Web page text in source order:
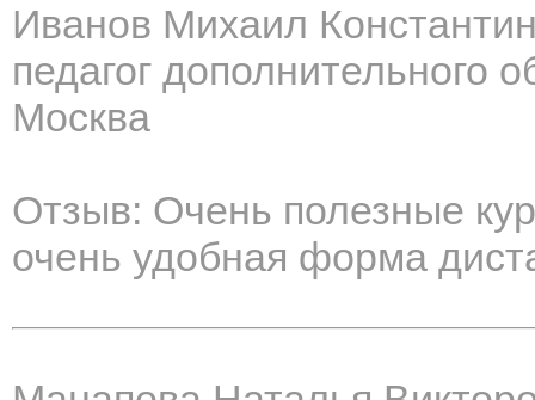
Иванов Михаил
педагог дополнительного
Москва
Отзыв: Очень полезные
очень удобная форма